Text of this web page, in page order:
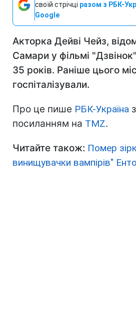
своїй стрічці разом з РБК-
Google
Акторка Дейві Чейз,
Самари у фільмі
35 років. Раніше цього
госпіталізували.
Про це пише РБК-Україна з
посиланням на TMZ.
Читайте також: Помер
винищувачки вампірів"